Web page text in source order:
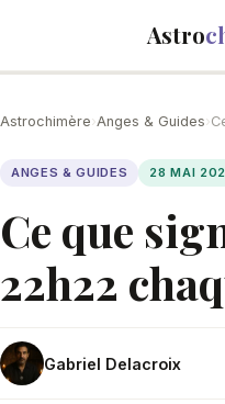
Astro
Astrochimère›Anges & Guides›
ANGES & GUIDES 28 MAI
Ce que
22h22
Gabriel Delacroix